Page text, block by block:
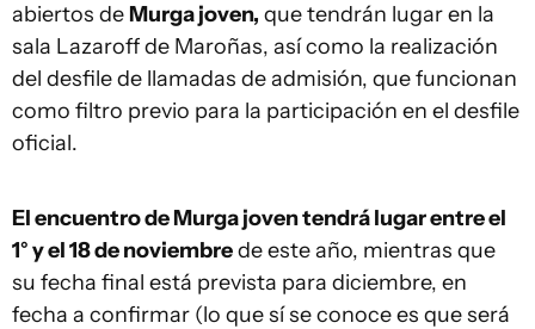
abiertos de Murga joven, que tendrán lugar en la
sala Lazaroff de Maroñas, así como la realización
del desfile de llamadas de admisión, que funcionan
como filtro previo para la participación en el desfile
oficial.
El encuentro de Murga joven tendrá lugar entre el
1° y el 18 de noviembrede este año, mientras que
su fecha final está prevista para diciembre, en
fecha a confirmar (lo que sí se conoce es que será